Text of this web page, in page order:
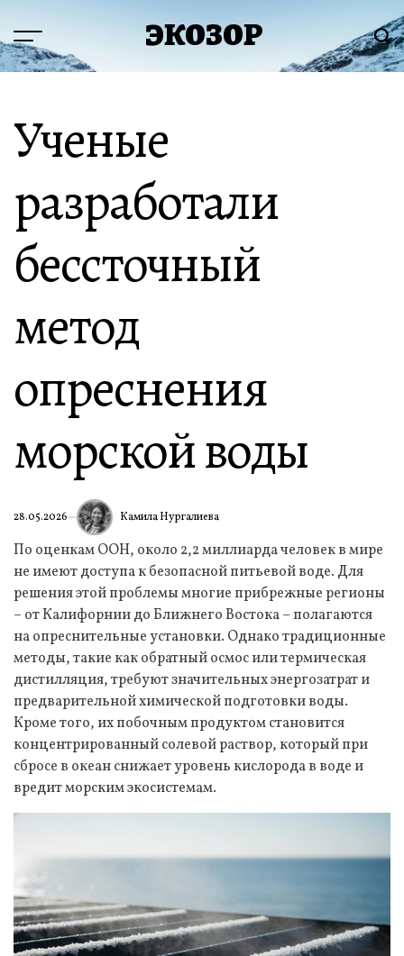
содержимому
Меню ЭКОЗОР
Ученые
разработали
бессточный
метод
опреснения
морской воды
28.05.2026 Камила Нургалиева
По оценкам ООН, около 2,2 миллиарда человек в мире
не имеют доступа к безопасной питьевой воде. Для
решения этой проблемы многие прибрежные регионы
– от Калифорнии до Ближнего Востока – полагаются
на опреснительные установки. Однако традиционные
методы, такие как обратный осмос или термическая
дистилляция, требуют значительных энергозатрат и
предварительной химической подготовки воды.
Кроме того, их побочным продуктом становится
концентрированный солевой раствор, который при
сбросе в океан снижает уровень кислорода в воде и
вредит морским экосистемам.